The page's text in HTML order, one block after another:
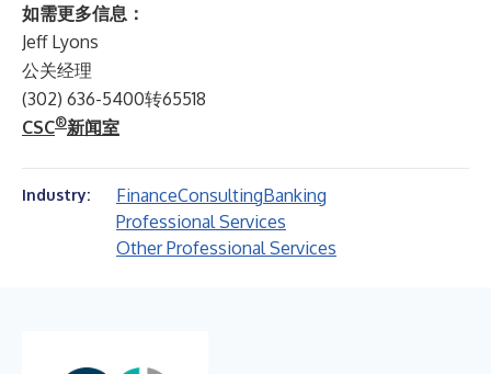
如需更多信息：
Jeff Lyons
公关经理
(302) 636-5400转65518
CSC®新闻室
Industry: FinanceConsultingBanking
Professional Services
Other Professional Services